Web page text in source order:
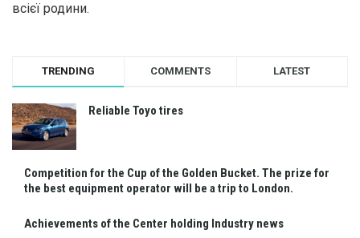
всієї родини.
TRENDING COMMENTS LATEST
Reliable Toyo tires
Competition for the Cup of the Golden Bucket. The prize for
the best equipment operator will be a trip to London.
Achievements of the Center holding Industry news